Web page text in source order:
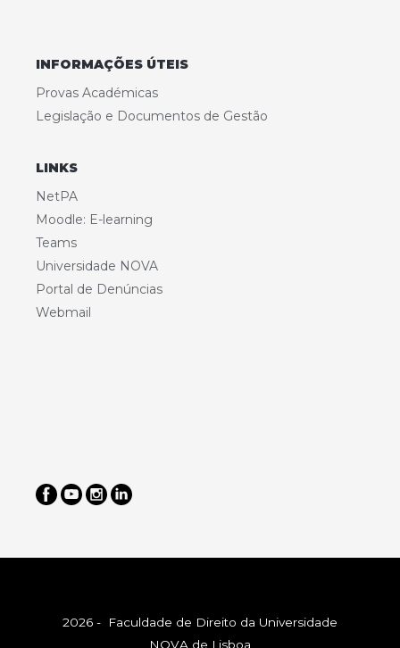
INFORMAÇÕES ÚTEIS
Provas Académicas
Legislação e Documentos de Gestão
LINKS
NetPA
Moodle: E-learning
Teams
Universidade NOVA
Portal de Denúncias
Webmail
2026 - Faculdade de Direito da Universidade
NOVA de Lisboa